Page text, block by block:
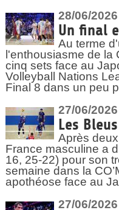
28/06/2026
Un final
Au terme
l'enthousiasme de
cinq sets face au
Volleyball Nations
Final 8 dans un peu
27/06/2026
Les
Après
France masculine a
16, 25-22) pour son
semaine dans la
apothéose face au
27/06/2026